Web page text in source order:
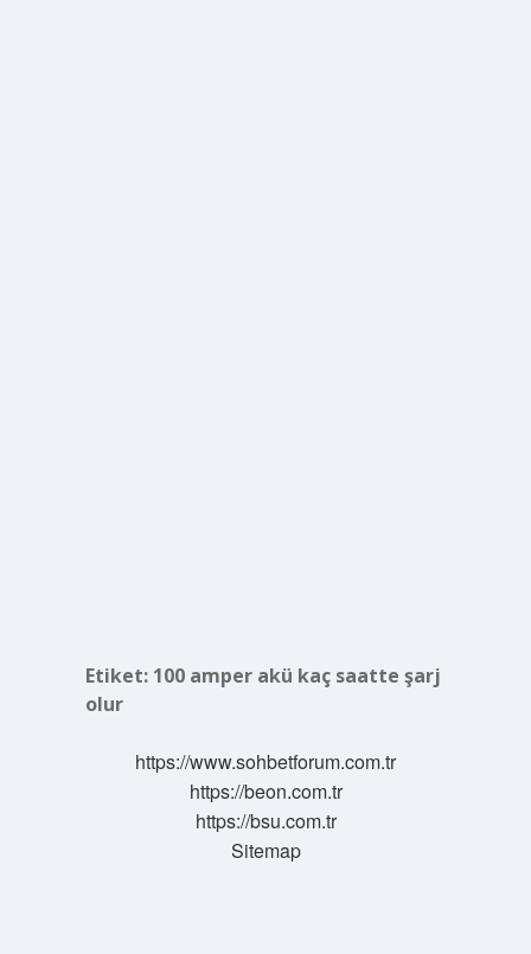
Etiket: 100 amper akü kaç saatte şarj
olur
https://www.sohbetforum.com.tr
https://beon.com.tr
https://bsu.com.tr
Sitemap